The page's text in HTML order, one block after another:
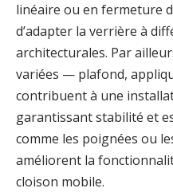
linéaire ou en fermeture
d’adapter la verrière à
architecturales. Par
variées — plafond,
contribuent à une
garantissant stabilité et
comme les poignées ou
améliorent la
cloison mobile.